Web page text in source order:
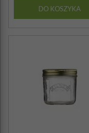
DO KOSZYKA